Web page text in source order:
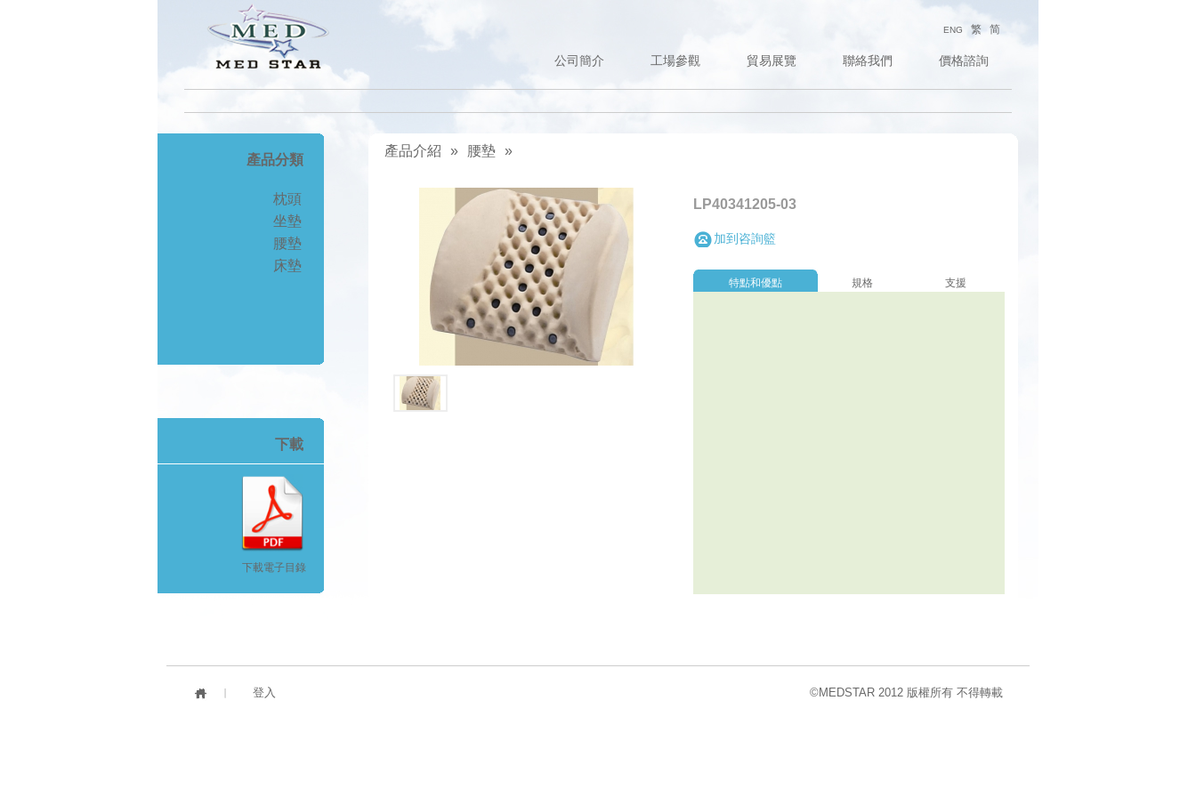
ENG 繁 简
公司簡介 工場參觀 貿易展覽 聯絡我們 價格諮詢
產品分類
枕頭
坐墊
腰墊
床墊
下載
下載電子目錄
產品介紹 » 腰墊 »
LP40341205-03
加到咨詢籃
特點和優點 規格 支援
登入 ©MEDSTAR 2012 版權所有 不得轉載